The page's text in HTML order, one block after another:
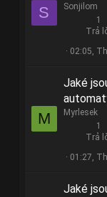
S
Sonjilom
1
Trả
02:05,
M
Jaké
Myrlesek
1
Trả
01:27,
Jaké